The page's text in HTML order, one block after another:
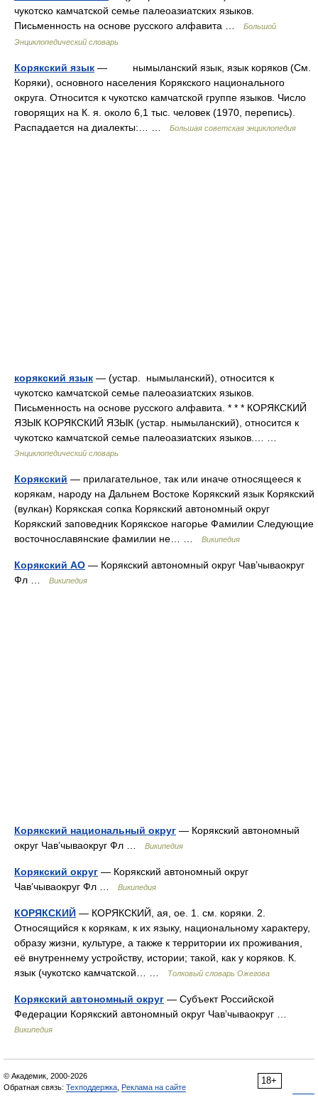
чукотско камчатской семье палеоазиатских языков.
Письменность на основе русского алфавита …
Большой
Энциклопедический словарь
Корякский язык — нымыланский язык, язык коряков (См.
Коряки), основного населения Корякского национального
округа. Относится к чукотско камчатской группе языков. Число
говорящих на К. я. около 6,1 тыс. человек (1970, перепись).
Распадается на диалекты:… …
Большая советская энциклопедия
корякский язык — (устар. нымыланский), относится к
чукотско камчатской семье палеоазиатских языков.
Письменность на основе русского алфавита. * * * КОРЯКСКИЙ
ЯЗЫК КОРЯКСКИЙ ЯЗЫК (устар. нымыланский), относится к
чукотско камчатской семье палеоазиатских языков.… …
Энциклопедический словарь
Корякский — прилагательное, так или иначе относящееся к
корякам, народу на Дальнем Востоке Корякский язык Корякский
(вулкан) Корякская сопка Корякский автономный округ
Корякский заповедник Корякское нагорье Фамилии Следующие
восточнославянские фамилии не… …
Википедия
Корякский АО — Корякский автономный округ Чав’чываокруг
Фл …
Википедия
Корякский национальный округ — Корякский автономный
округ Чав’чываокруг Фл …
Википедия
Корякский округ — Корякский автономный округ
Чав’чываокруг Фл …
Википедия
КОРЯКСКИЙ — КОРЯКСКИЙ, ая, ое. 1. см. коряки. 2.
Относящийся к корякам, к их языку, национальному характеру,
образу жизни, культуре, а также к территории их проживания,
её внутреннему устройству, истории; такой, как у коряков. К.
язык (чукотско камчатской… …
Толковый словарь Ожегова
Корякский автономный округ — Субъект Российской
Федерации Корякский автономный округ Чав’чываокруг …
Википедия
18+
© Академик, 2000-2026
Обратная связь: Техподдержка Реклама на сайте